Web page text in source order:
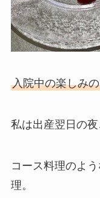
入院中の楽しみ
私は出産翌日の夜
コース料理のよ
理。